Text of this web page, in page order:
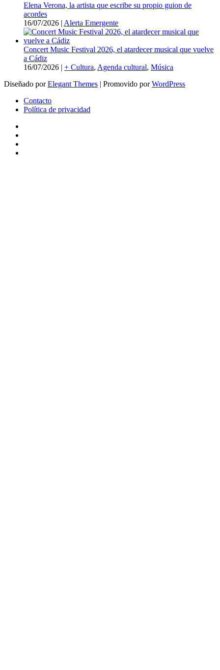
Elena Verona, la artista que escribe su propio guion de
acordes
16/07/2026 | Alerta Emergente
Concert Music Festival 2026, el atardecer musical que vuelve
a Cádiz
16/07/2026 | + Cultura, Agenda cultural, Música
Diseñado porElegant Themes | Promovido porWordPress
Contacto
Política de privacidad